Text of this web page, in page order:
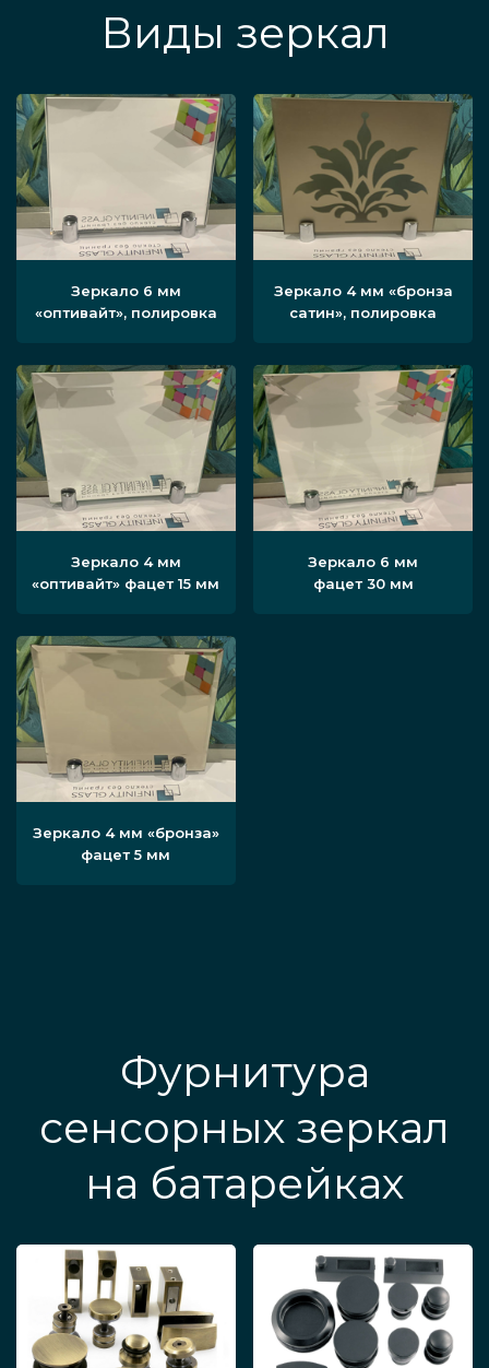
Виды зеркал
Зеркало 6 мм
«оптивайт», полировка
Зеркало 4 мм «бронза
сатин», полировка
Зеркало 4 мм
«оптивайт» фацет 15 мм
Зеркало 6 мм
фацет 30 мм
Зеркало 4 мм «бронза»
фацет 5 мм
Фурнитура
сенсорных зеркал
на батарейках